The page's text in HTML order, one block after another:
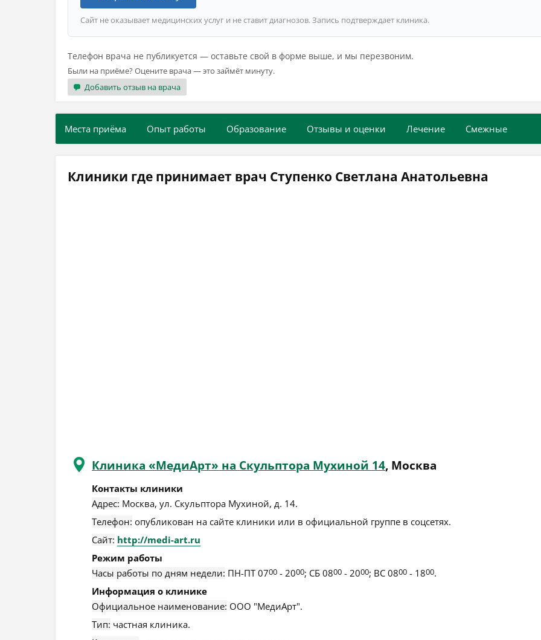
Сайт не оказывает медицинских услуг и не ставит диагнозов. Запись подтверждает клиника.
Телефон врача не публикуется — оставьте свой в форме выше, и мы перезвоним.
Были на приёме? Оцените врача — это займёт минуту.
Добавить отзыв на врача
Места приёма Опыт работы Образование Отзывы и оценки Лечение Смежные
Клиники где принимает врач Ступенко Светлана Анатольевна
Клиника «МедиАрт» на Скульптора Мухиной 14, Москва
Контакты клиники
Адрес: Москва, ул. Скульптора Мухиной, д. 14.
Телефон: опубликован на сайте клиники или в официальной группе в соцсетях.
Сайт: http://medi-art.ru
Режим работы
Часы работы по дням недели: ПН-ПТ 0700 - 2000; СБ 0800 - 2000; ВС 0800 - 1800.
Информация о клинике
Официальное наименование: ООО "МедиАрт".
Тип: частная клиника.